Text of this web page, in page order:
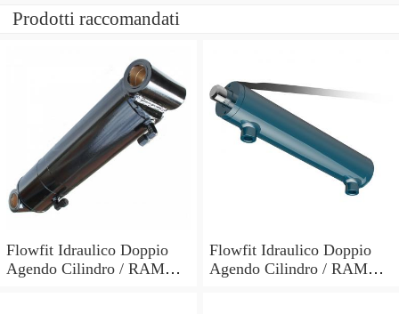
Prodotti raccomandati
Flowfit Idraulico Doppio
Agendo Cilindro / RAM
Flowfit Idraulico Doppio
Agendo Cilindro / RAM